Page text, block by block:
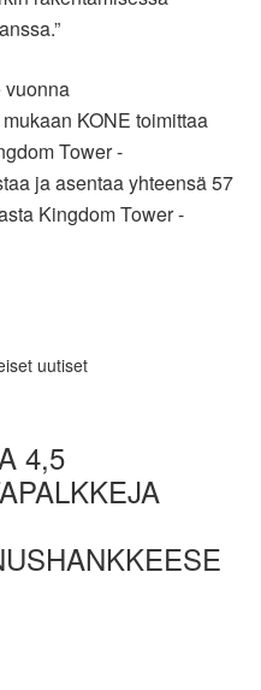
vuonna
KONE toimittaa
Tower -
ja asentaa yhteensä 57
Kingdom Tower -
uutiset
4,5